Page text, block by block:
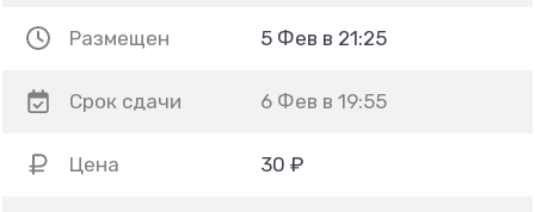
Размещен 5 Фев в 21:25
Срок сдачи 6 Фев в 19:55
Цена 30 ₽